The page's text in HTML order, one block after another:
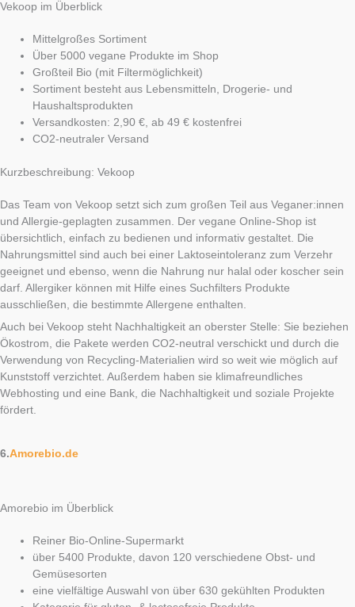
Vekoop im Überblick
Mittelgroßes Sortiment
Über 5000 vegane Produkte im Shop
Großteil Bio (mit Filtermöglichkeit)
Sortiment besteht aus Lebensmitteln, Drogerie- und
Haushaltsprodukten
Versandkosten: 2,90 €, ab 49 € kostenfrei
CO2-neutraler Versand
Kurzbeschreibung: Vekoop
Das Team von Vekoop setzt sich zum großen Teil aus Veganer:innen
und Allergie-geplagten zusammen. Der vegane Online-Shop ist
übersichtlich, einfach zu bedienen und informativ gestaltet. Die
Nahrungsmittel sind auch bei einer Laktoseintoleranz zum Verzehr
geeignet und ebenso, wenn die Nahrung nur halal oder koscher sein
darf. Allergiker können mit Hilfe eines Suchfilters Produkte
ausschließen, die bestimmte Allergene enthalten.
Auch bei Vekoop steht Nachhaltigkeit an oberster Stelle: Sie beziehen
Ökostrom, die Pakete werden CO2-neutral verschickt und durch die
Verwendung von Recycling-Materialien wird so weit wie möglich auf
Kunststoff verzichtet. Außerdem haben sie klimafreundliches
Webhosting und eine Bank, die Nachhaltigkeit und soziale Projekte
fördert.
6.Amorebio.de
Amorebio im Überblick
Reiner Bio-Online-Supermarkt
über 5400 Produkte, davon 120 verschiedene Obst- und
Gemüsesorten
eine vielfältige Auswahl von über 630 gekühlten Produkten